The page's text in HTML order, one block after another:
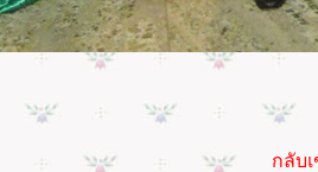
กลับ